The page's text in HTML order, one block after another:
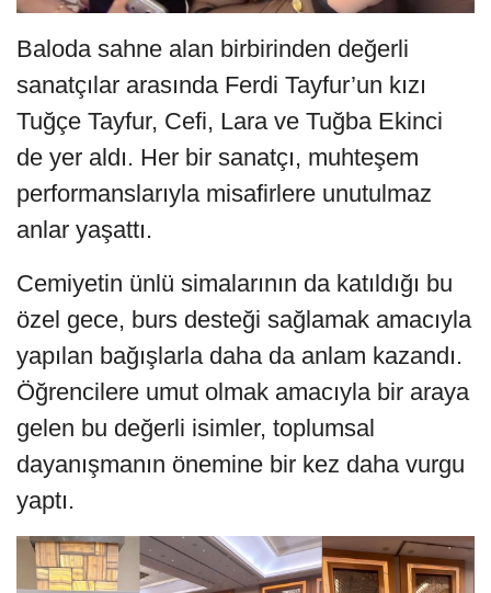
Baloda sahne alan birbirinden değerli
sanatçılar arasında Ferdi Tayfur’un kızı
Tuğçe Tayfur, Cefi, Lara ve Tuğba Ekinci
de yer aldı. Her bir sanatçı, muhteşem
performanslarıyla misafirlere unutulmaz
anlar yaşattı.
Cemiyetin ünlü simalarının da katıldığı bu
özel gece, burs desteği sağlamak amacıyla
yapılan bağışlarla daha da anlam kazandı.
Öğrencilere umut olmak amacıyla bir araya
gelen bu değerli isimler, toplumsal
dayanışmanın önemine bir kez daha vurgu
yaptı.